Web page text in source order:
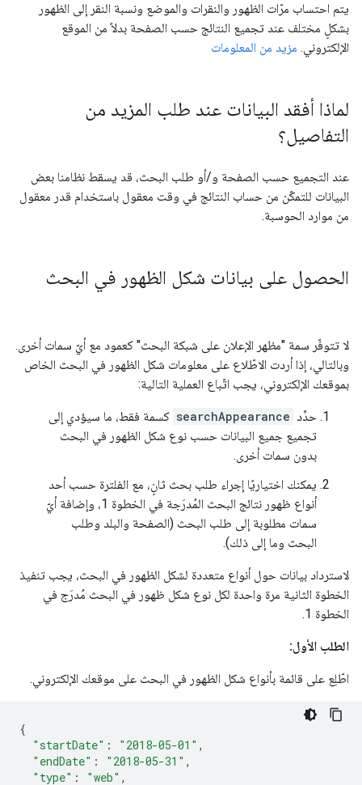
يتم احتساب مرّات الظهور والنقرات والموضع ونسبة النقر إلى الظهور
بشكلٍ مختلف عند تجميع النتائج حسب الصفحة بدلاً من الموقع
الإلكتروني. مزيد من المعلومات
لماذا أفقد البيانات عند طلب المزيد من
التفاصيل؟
عند التجميع حسب الصفحة و/أو طلب البحث، قد يسقط نظامنا بعض
البيانات للتمكّن من حساب النتائج في وقت معقول باستخدام قدر معقول
من موارد الحوسبة.
الحصول على بيانات شكل الظهور في البحث
لا تتوفّر سمة "مظهر الإعلان على شبكة البحث" كعمود مع أيّ سمات أخرى.
وبالتالي، إذا أردت الاطّلاع على معلومات شكل الظهور في البحث الخاص
بموقعك الإلكتروني، يجب اتّباع العملية التالية:
حدِّد searchAppearance كسمة فقط، ما سيؤدي إلى
تجميع جميع البيانات حسب نوع شكل الظهور في البحث
بدون سمات أخرى.
يمكنك اختياريًا إجراء طلب بحث ثانٍ، مع الفلترة حسب أحد
أنواع ظهور نتائج البحث المُدرَجة في الخطوة 1، وإضافة أيّ
سمات مطلوبة إلى طلب البحث (الصفحة والبلد وطلب
البحث وما إلى ذلك).
لاسترداد بيانات حول أنواع متعددة لشكل الظهور في البحث، يجب تنفيذ
الخطوة الثانية مرة واحدة لكل نوع شكل ظهور في البحث مُدرَج في
الخطوة 1.
الطلب الأول:
اطّلِع على قائمة بأنواع شكل الظهور في البحث على موقعك الإلكتروني.
{
"startDate" : "2018-05-01" ,
"endDate" : "2018-05-31" ,
"type" : "web" ,